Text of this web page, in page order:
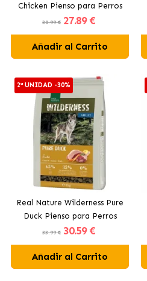
Chicken Pienso para Perros
Adultos con Pollo
30.99 € 27.89 €
Añadir al Carrito
2ª UNIDAD -30%
Real Nature Wilderness Pure
Duck Pienso para Perros
Adultos con Pato
33.99 € 30.59 €
Añadir al Carrito